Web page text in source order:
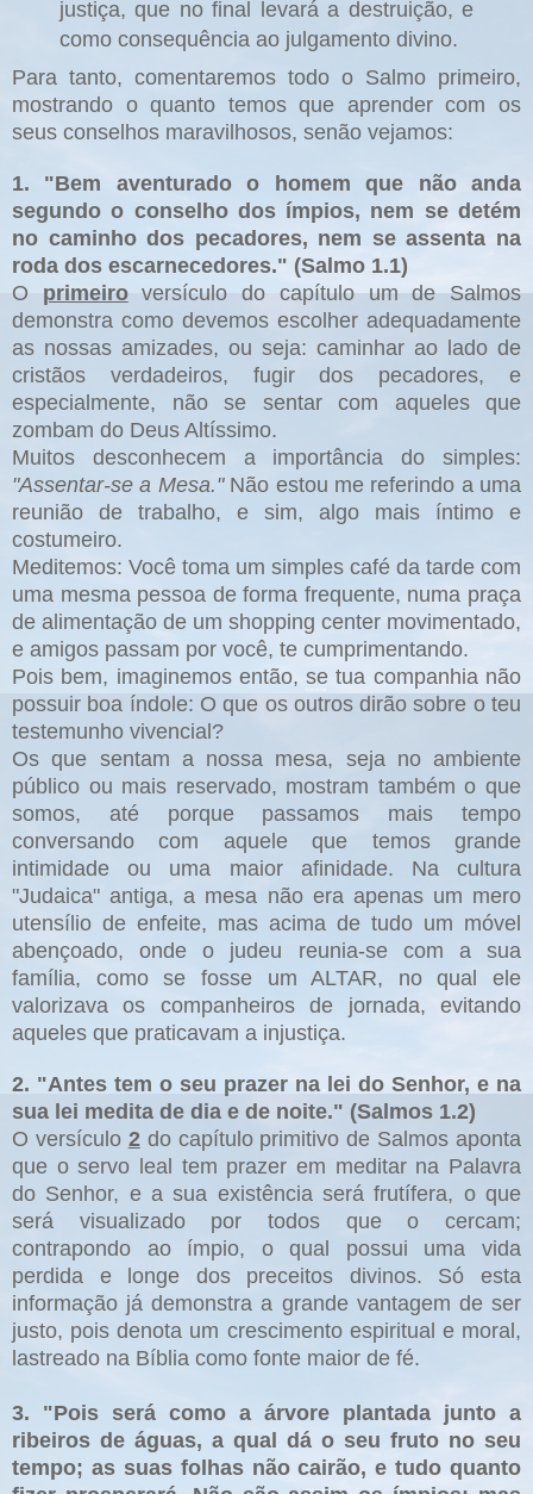
justiça, que no final levará a destruição, e
como consequência ao julgamento divino.
Para tanto, comentaremos todo o Salmo primeiro,
mostrando o quanto temos que aprender com os
seus conselhos maravilhosos, senão vejamos:
1. "Bem aventurado o homem que não anda
segundo o conselho dos ímpios, nem se detém
no caminho dos pecadores, nem se assenta na
roda dos escarnecedores." (Salmo 1.1)
O primeiroversículo do capítulo um de Salmos
demonstra como devemos escolher adequadamente
as nossas amizades, ou seja: caminhar ao lado de
cristãos verdadeiros, fugir dos pecadores, e
especialmente, não se sentar com aqueles que
zombam do Deus Altíssimo.
Muitos desconhecem a importância do simples:
"Assentar-se a Mesa."Não estou me referindo a uma
reunião de trabalho, e sim, algo mais íntimo e
costumeiro.
Meditemos: Você toma um simples café da tarde com
uma mesma pessoa de forma frequente, numa praça
de alimentação de um shopping center movimentado,
e amigos passam por você, te cumprimentando.
Pois bem, imaginemos então, se tua companhia não
possuir boa índole: O que os outros dirão sobre o teu
testemunho vivencial?
Os que sentam a nossa mesa, seja no ambiente
público ou mais reservado, mostram também o que
somos, até porque passamos mais tempo
conversando com aquele que temos grande
intimidade ou uma maior afinidade. Na cultura
"Judaica" antiga, a mesa não era apenas um mero
utensílio de enfeite, mas acima de tudo um móvel
abençoado, onde o judeu reunia-se com a sua
família, como se fosse um ALTAR, no qual ele
valorizava os companheiros de jornada, evitando
aqueles que praticavam a injustiça.
2. "Antes tem o seu prazer na lei do Senhor, e na
sua lei medita de dia e de noite." (Salmos 1.2)
O versículo 2do capítulo primitivo de Salmos aponta
que o servo leal tem prazer em meditar na Palavra
do Senhor, e a sua existência será frutífera, o que
será visualizado por todos que o cercam;
contrapondo ao ímpio, o qual possui uma vida
perdida e longe dos preceitos divinos. Só esta
informação já demonstra a grande vantagem de ser
justo, pois denota um crescimento espiritual e moral,
lastreado na Bíblia como fonte maior de fé.
3.
"Pois será como a árvore plantada junto a
ribeiros de águas, a qual dá o seu fruto no seu
tempo; as suas folhas não cairão, e tudo quanto